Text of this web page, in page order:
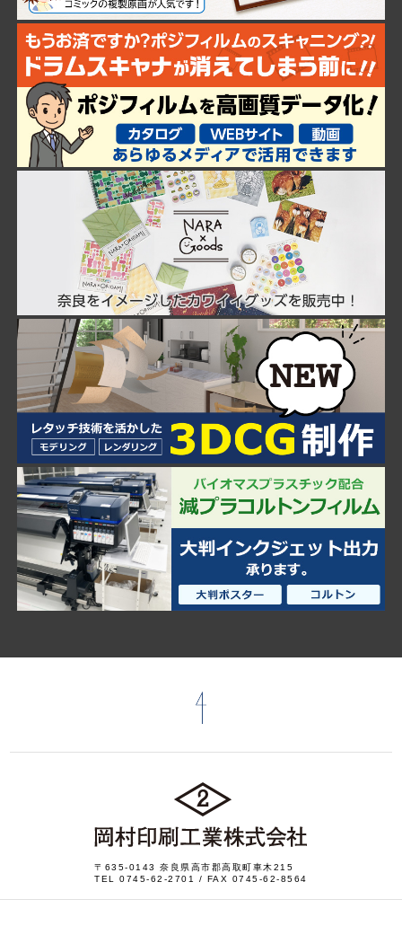
〒635-0143 奈良県高市郡高取町車木215
TEL0745-62-2701 / FAX 0745-62-8564